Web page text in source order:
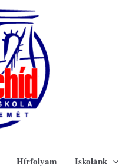
Hírfolyam Iskolánk